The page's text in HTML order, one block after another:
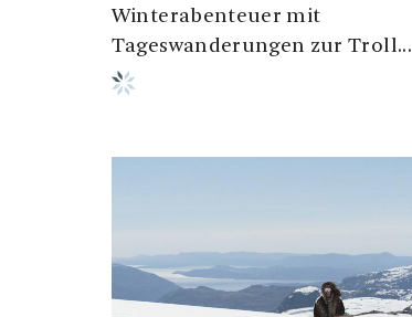
Winterabenteuer mit
Tageswanderungen zur Troll...